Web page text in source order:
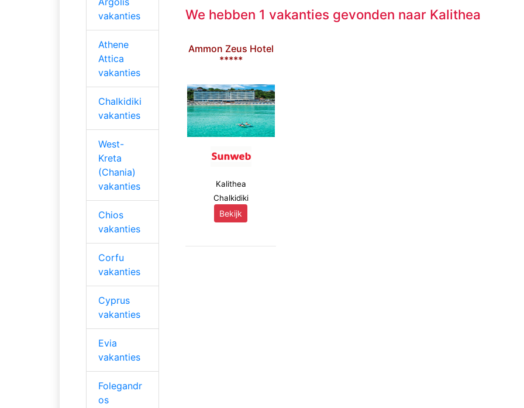
vakanties
Athene
Attica
vakanties
Chalkidiki
vakanties
West-
Kreta
(Chania)
vakanties
Chios
vakanties
Corfu
vakanties
Cyprus
vakanties
Evia
vakanties
Folegandr
os
We hebben 1 vakanties gevonden naar Kalithea
Ammon Zeus Hotel
*****
Kalithea
Chalkidiki
Bekijk